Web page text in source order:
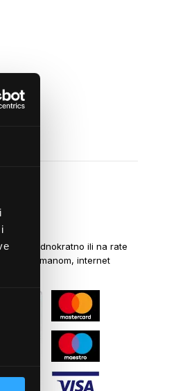
jednokratno ili na rate
virmanom, internet